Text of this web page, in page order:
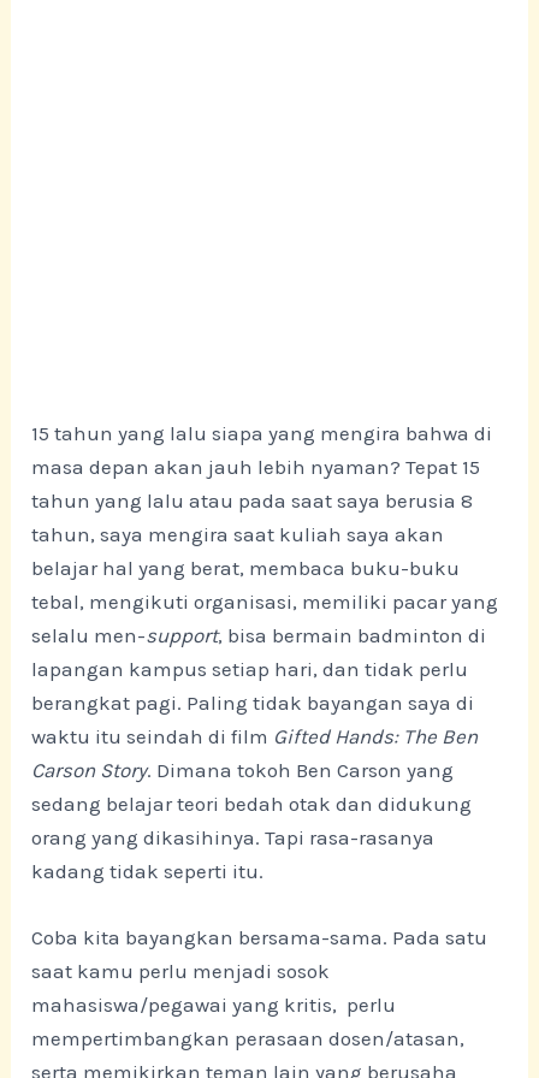
15 tahun yang lalu siapa yang mengira bahwa di
masa depan akan jauh lebih nyaman? Tepat 15
tahun yang lalu atau pada saat saya berusia 8
tahun, saya mengira saat kuliah saya akan
belajar hal yang berat, membaca buku-buku
tebal, mengikuti organisasi, memiliki pacar yang
selalu men-support, bisa bermain badminton di
lapangan kampus setiap hari, dan tidak perlu
berangkat pagi. Paling tidak bayangan saya di
waktu itu seindah di film Gifted Hands: The Ben
Carson Story. Dimana tokoh Ben Carson yang
sedang belajar teori bedah otak dan didukung
orang yang dikasihinya. Tapi rasa-rasanya
kadang tidak seperti itu.
Coba kita bayangkan bersama-sama. Pada satu
saat kamu perlu menjadi sosok
mahasiswa/pegawai yang kritis, perlu
mempertimbangkan perasaan dosen/atasan,
serta memikirkan teman lain yang berusaha